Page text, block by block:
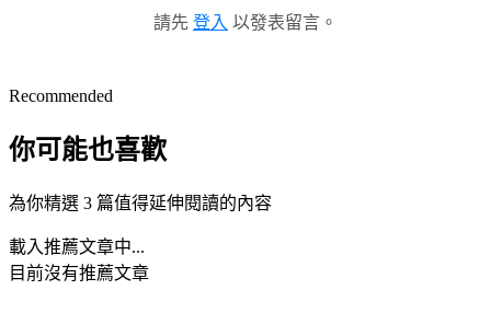
請先 登入 以發表留言。
Recommended
你可能也喜歡
為你精選 3 篇值得延伸閱讀的內容
載入推薦文章中...
目前沒有推薦文章